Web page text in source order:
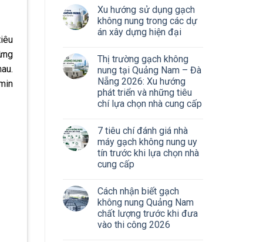
Xu hướng sử dụng gạch
không nung trong các dự
án xây dựng hiện đại
Thị trường gạch không
nung tại Quảng Nam – Đà
Nẵng 2026: Xu hướng
phát triển và những tiêu
chí lựa chọn nhà cung cấp
7 tiêu chí đánh giá nhà
máy gạch không nung uy
tín trước khi lựa chọn nhà
cung cấp
Cách nhận biết gạch
không nung Quảng Nam
chất lượng trước khi đưa
vào thi công 2026